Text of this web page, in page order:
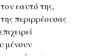
εαυτό της,
περιρρέουσας
μένουν